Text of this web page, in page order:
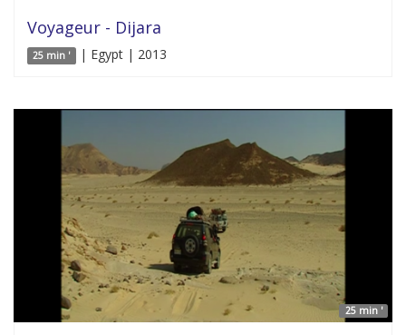
Voyageur - Dijara
25 min ' | Egypt | 2013
25 min '